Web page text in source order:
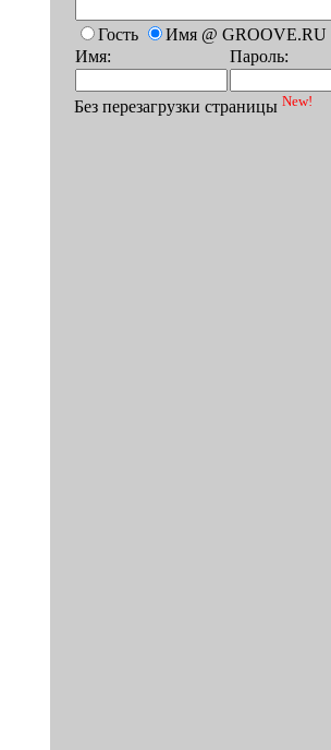
Гость
Имя @ GROOVE.RU
Имя:
Пароль:
Без перезагрузки страницы New!